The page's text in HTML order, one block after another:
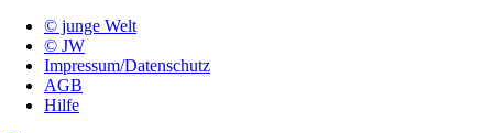
© junge Welt
© JW
Impressum/Datenschutz
AGB
Hilfe